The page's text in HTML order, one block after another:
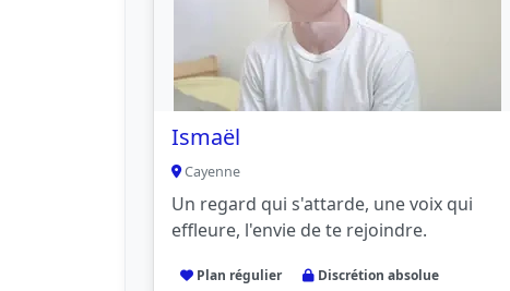
Ismaël
Cayenne
Un regard qui s'attarde, une voix qui
effleure, l'envie de te rejoindre.
Plan régulier Discrétion absolue